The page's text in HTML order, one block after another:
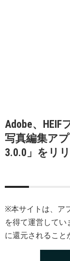
Adobe、
写真編集アプ
3.0.0」をリ
※本サイトは、ア
を得て運営してい
に還元されること